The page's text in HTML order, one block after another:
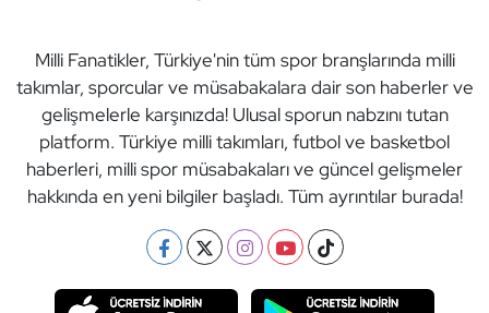
Milli Fanatikler, Türkiye'nin tüm spor branşlarında milli
takımlar, sporcular ve müsabakalara dair son haberler ve
gelişmelerle karşınızda! Ulusal sporun nabzını tutan
platform. Türkiye milli takımları, futbol ve basketbol
haberleri, milli spor müsabakaları ve güncel gelişmeler
hakkında en yeni bilgiler başladı. Tüm ayrıntılar burada!